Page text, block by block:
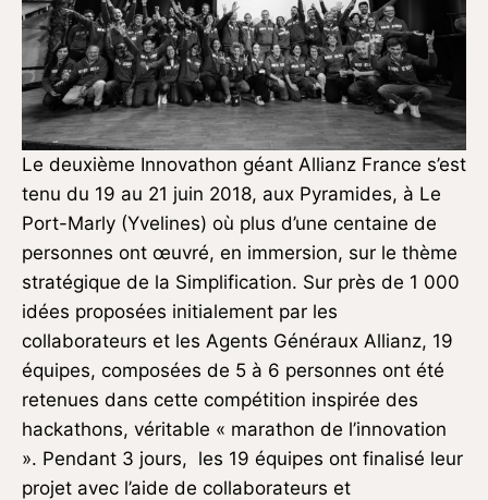
Le deuxième Innovathon géant Allianz France s’est
tenu du 19 au 21 juin 2018, aux Pyramides, à Le
Port-Marly (Yvelines) où plus d’une centaine de
personnes ont œuvré, en immersion, sur le thème
stratégique de la Simplification. Sur près de 1 000
idées proposées initialement par les
collaborateurs et les Agents Généraux Allianz, 19
équipes, composées de 5 à 6 personnes ont été
retenues dans cette compétition inspirée des
hackathons, véritable « marathon de l’innovation
». Pendant 3 jours, les 19 équipes ont finalisé leur
projet avec l’aide de collaborateurs et